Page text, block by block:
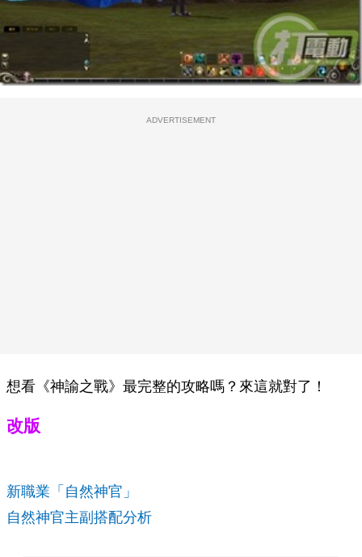
ADVERTISEMENT
想看《神諭之戰》最完整的攻略嗎？來這就對了！
改版
新職業「自然神官」
自然神官主副搭配分析